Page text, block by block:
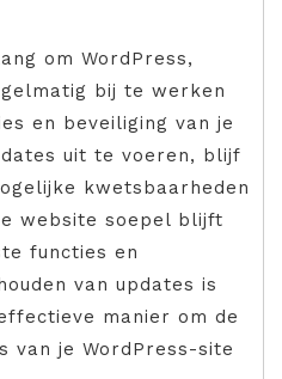
om WordPress,
bij te werken
en beveiliging van je
uit te voeren, blijf
kwetsbaarheden
website soepel blijft
functies en
van updates is
manier om de
van je WordPress-site